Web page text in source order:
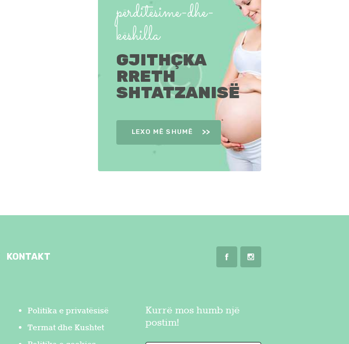
përditësime-dhe-
këshilla
GJITHÇKA
RRETH
SHTATZANISË
LEXO MË SHUMË
KONTAKT
Politika e privatësisë
Termat dhe Kushtet
Kurrë mos humb një
postim!